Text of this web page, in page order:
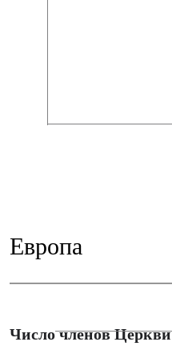
Европа
Число членов Церкви